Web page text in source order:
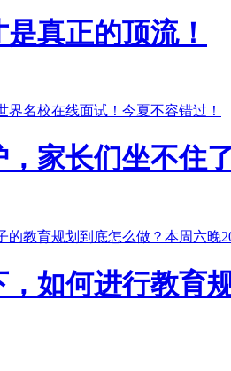
真正的顶流！
名校在线面试！今夏不容错过！
家长们坐不住了
教育规划到底怎么做？本周六
如何进行教育